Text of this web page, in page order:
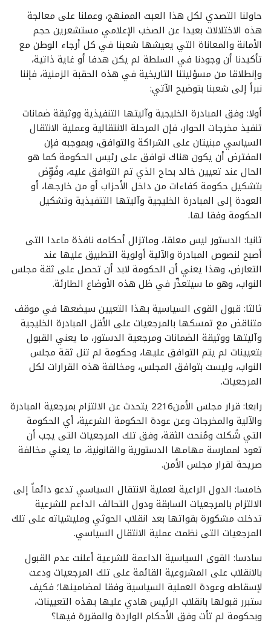
حاولنا التصدي لكل هذا العبث الممنهج، وعملنا على معالجة
هذه الاختلالات بعيدا عن الصخب الإعلامي مستشعرين حجم
الأمانة والمعاناة التي يعيشها شعبنا في كل أرجاء الوطن مع
تأكيدنا أن وجودنا في السلطة لم يكن هدفا أو غاية ذاتية،
وإنطلاقا من مسؤليتنا التاريخية في هذه الحقبة الزمنية، فإننا
نبرأ إلى شعبنا بتوضيح الآتي:
أولا: وفق المبادرة الخليجية وآليتها التنفيذية ووثيقة ضمانات
تنفيذ مخرجات الحوار، فإن المرحلة الانتقالية وعملية الانتقال
السياسي مبنيتان على الشراكة والتوافق، وبموجبه فإن
المفترض أن يكون هناك توافق على رئيس الحكومة كما هو
الحال عند تعيين خالد بحاح الذي تم التوافق عليه، وفُوِّض
بتشكيل حكومة كفاءات من داخل الأحزاب أو من خارجها، أو
العودة إلى المبادرة الخليجية وآليتها التتفيذية وتشكيل
الحكومة وفقا لها.
ثانيا: الدستور ليس معلقا، وماتزال أحكامه نافذة ماعدا التى
أصبح لنصوص المبادرة والآلية أولوية التطبيق عليها عند
التعارض، وهذا يعني أن الحكومة لابد أن تحصل على ثقة مجلس
النواب، وهو ما سيتعذّر في ظل هذه الأوضاع الطارئة.
ثالثا: قبول القوى السياسية بهذا التعيين سيضعها في موقف
متناقض مع تمسكها بالمرجعيات على الأقل المبادرة الخليجية
وآليتها ووثيقة الضمانات ومرجعية الدستور، ما يعني القبول
بتعيينات لم يتم التوافق عليها، وحكومة لم تنل ثقة مجلس
النواب، وليست بتوافق المجلس، ومخالفة هذه القرارات لكل
المرجعيات.
رابعا: قرار مجلس الأمن2216 يتحدث عن الالتزام بمرجعية المبادرة
والآلية والمخرجات وعن عودة الحكومة الشرعية، أي الحكومة
التي شُكلت ومُنحت الثقة، وفق تلك المرجعيات التى يجب أن
تعود لممارسة مهامها الدستورية والقانونية، ما يعني مخالفة
صريحة لقرار مجلس الأمن.
خامسا: الدول الراعية لعملية الانتقال السياسي تدعو دائماً إلى
الالتزام بالمرجعيات السابقة ودول التحالف الداعم للشرعية
تدخلت مشكورة بقواتها بعد انقلاب الحوثي ومليشياته على تلك
المرجعيات التى نظمت عملية الانتقال السياسي.
سادسا: القوى السياسية الداعمة للشرعية أعلنت عدم القبول
بالانقلاب على المشروعية القائمة على تلك المرجعيات ودعت
لإسقاطه وعودة العملية السياسية وفقا لمضامينها؛ فكيف
ستبرر قبولها بانقلاب الرئيس هادي عليها بهذه التعيينات،
وبحكومة لم تأت وفق الأحكام الواردة والمقررة فيها؟